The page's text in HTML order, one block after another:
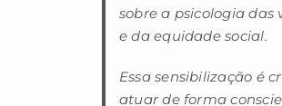
sobre a psicologia das
e da equidade social.
Essa sensibilização é
atuar de forma